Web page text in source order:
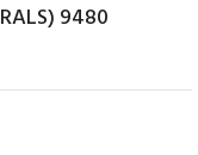
9480